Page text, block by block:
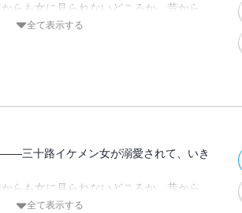
らも女に見られないどころか、昔から
異性とお付き合いした経験もたった1回
。
全て表示する
――三十路イケメン女が溺愛されて、いき
らも女に見られないどころか、昔から
異性とお付き合いした経験もたった1回
全て表示する